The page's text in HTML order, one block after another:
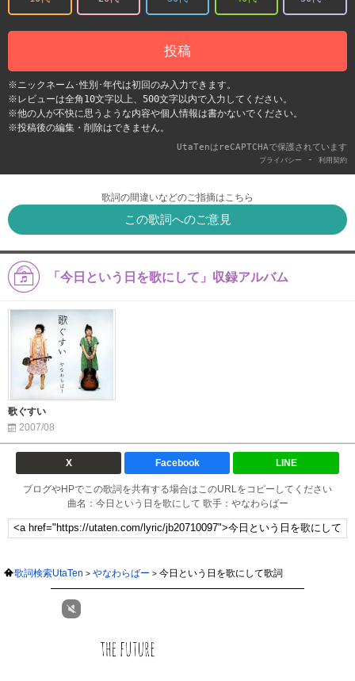
投稿
※ニックネーム･性別･年代は初回のみ入力できます。
※レビューは全角10文字以上、500文字以内で入力してください。
※他の人が不快に思うような内容や個人情報は書かないでください。
※投稿後の編集・削除はできません。
UtaTenはreCAPTCHAで保護されています
プライバシー - 利用契約
歌詞の間違いなどのご指摘はこちら
この歌詞へのご意見
「今日という日を歌にして」収録アルバム
歌ぐすい
2007/08
X Facebook LINE
ブログやHPでこの歌詞を共有する場合はこのURLをコピーしてください
曲名：今日という日を歌にして 歌手：やなわらばー
歌詞検索UtaTen やなわらばー 今日という日を歌にして歌詞